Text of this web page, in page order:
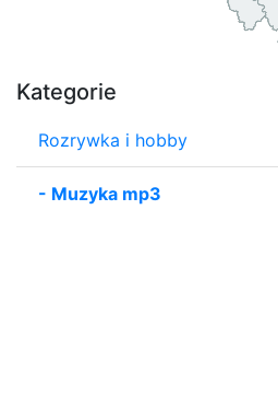
Kategorie
Rozrywka i hobby
- Muzyka mp3